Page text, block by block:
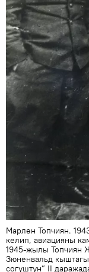
Марлен Топчиян.
келип, авиацияны
1945-жылы Топчиян
Зюненвальд
согуштун” II